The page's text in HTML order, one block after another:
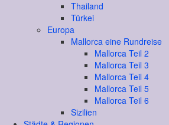
Thailand
Türkei
Europa
Mallorca eine Rundreise
Mallorca Teil 2
Mallorca Teil 3
Mallorca Teil 4
Mallorca Teil 5
Mallorca Teil 6
Sizilien